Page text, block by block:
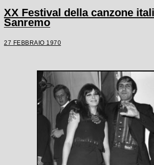
XX Festival della canzone
Sanremo
27 FEBBRAIO 1970